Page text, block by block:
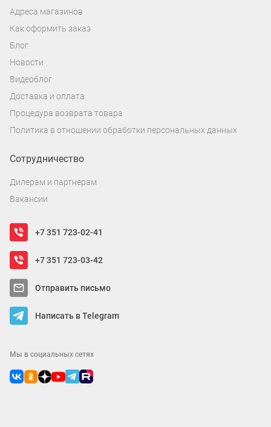
Адреса магазинов
Как оформить заказ
Блог
Новости
Видеоблог
Доставка и оплата
Процедура возврата товара
Политика в отношении обработки персональных данных
Сотрудничество
Дилерам и партнерам
Вакансии
+7 351 723-02-41
+7 351 723-03-42
Отправить письмо
Написать в Telegram
Мы в социальных сетях